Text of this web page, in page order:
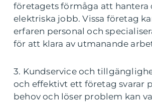
företagets förmåga att hantera
elektriska jobb. Vissa företag
erfaren personal och
för att klara av utmanande
3. Kundservice och
och effektivt ett företag svarar
behov och löser problem kan